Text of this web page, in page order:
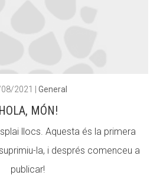
2021 General
HOLA, MÓN!
llocs. Aquesta és la primera
la, i després comenceu a
publicar!
SECTOR
SECTOR